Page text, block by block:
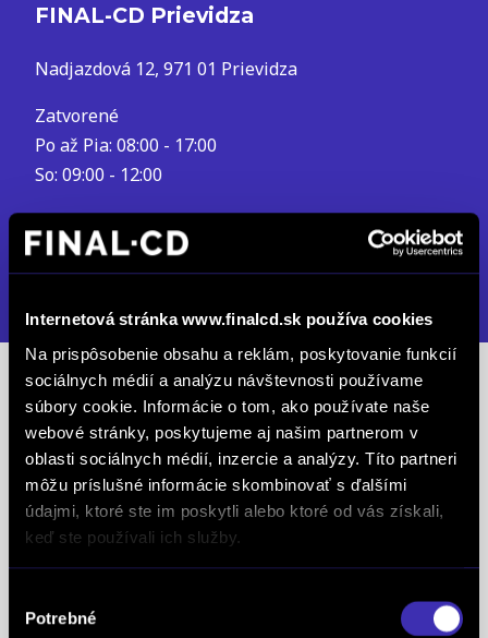
Internetová stránka www.finalcd.sk používa cookies
Na prispôsobenie obsahu a reklám, poskytovanie funkcií
sociálnych médií a analýzu návštevnosti používame
súbory cookie. Informácie o tom, ako používate naše
webové stránky, poskytujeme aj našim partnerom v
oblasti sociálnych médií, inzercie a analýzy. Títo partneri
môžu príslušné informácie skombinovať s ďalšími
údajmi, ktoré ste im poskytli alebo ktoré od vás získali,
keď ste používali ich služby.
súhlasu
Potrebné
FINAL-CD Prievidza
Nadjazdová 12, 971 01 Prievidza
Zatvorené
Po až Pia: 08:00 - 17:00
So: 09:00 - 12:00
info.pd@finalcd.sk
+421 908 020 800
Predajcovia
Kucharovič Peter
mob.: +421 917 800 410
tel.: +421 46 542 08 75
Tužinská Lenka